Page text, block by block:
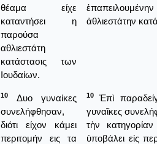
θέαμα είχε
καταντήσει η
παρούσα
αθλιεστάτη
κατάστασις των
Ιουδαίων.
ἐπαπειλουμένην
ἀθλιεστάτην
10
Δυο γυναίκες
συνελήφθησαν,
διότι είχον κάμει
περιτομήν εις τα
10
Ἐπὶ
γυναῖκες
τὴν κατηγορίαν
ὑποβάλει εἰς